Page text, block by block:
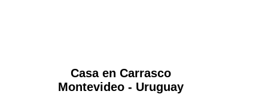
Casa en Carrasco
Montevideo - Uruguay